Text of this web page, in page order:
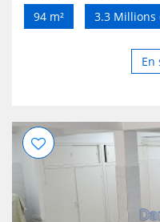
électriques avec
immenses dressings.
surveillance. Bâche à
94 m² 3.3 Millions
En